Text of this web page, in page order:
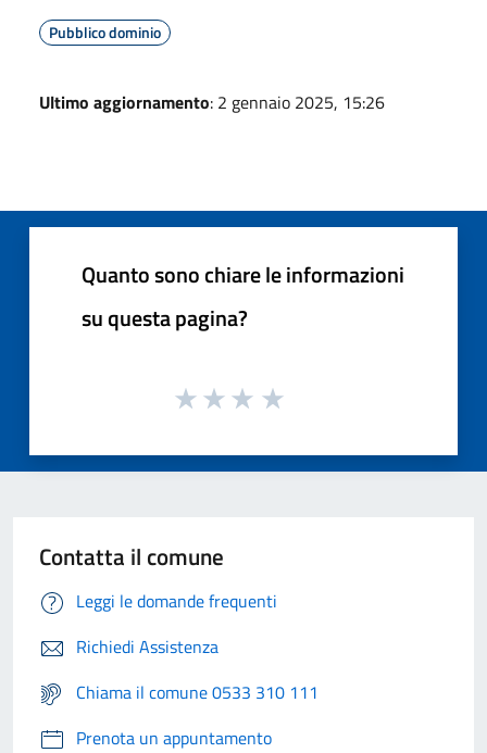
Pubblico dominio
Ultimo aggiornamento: 2 gennaio 2025, 15:26
Quanto sono chiare le informazioni
su questa pagina?
Contatta il comune
Leggi le domande frequenti
Richiedi Assistenza
Chiama il comune 0533 310 111
Prenota un appuntamento